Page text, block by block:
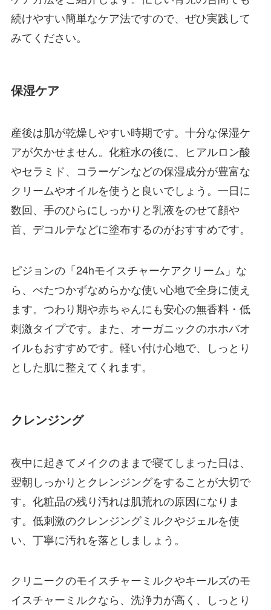
続けやすい簡単なケア法ですので、ぜひ実践して
みてください。
保湿ケア
産後は肌が乾燥しやすい時期です。十分な保湿ケ
アが欠かせません。化粧水の後に、ヒアルロン酸
やセラミド、コラーゲンなどの保湿成分が豊富な
クリームやオイルを使うと良いでしょう。一日に
数回、手のひらにしっかりと乳液をのせて顔や
首、デコルテなどに塗布するのがおすすめです。
ピジョンの「24hモイスチャーケアクリーム」な
ら、べたつかずなめらかな使い心地で全身に使え
ます。つわり期や赤ちゃんにも安心の無香料・低
刺激タイプです。また、オーガニックのホホバオ
イルもおすすめです。軽い付け心地で、しっとり
とした肌に整えてくれます。
クレンジング
夜中に起きてメイクのままで寝てしまった日は、
翌朝しっかりとクレンジングをすることが大切で
す。化粧品の残り汚れは肌荒れの原因になりま
す。低刺激のクレンジングミルクやジェルを使
い、丁寧に汚れを落としましょう。
クリニークのモイスチャーミルクやキールズのモ
イスチャーミルクなら、洗浄力が高く、しっとり